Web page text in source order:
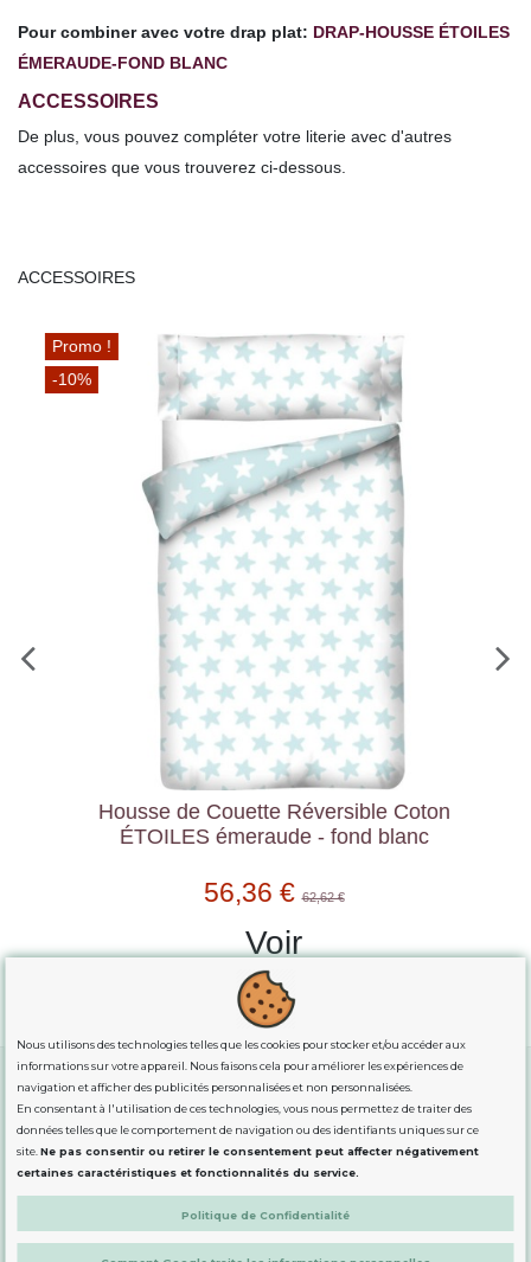
Pour combiner avec votre drap plat: DRAP-HOUSSE ÉTOILES
ÉMERAUDE-FOND BLANC
ACCESSOIRES
De plus, vous pouvez compléter votre literie avec d'autres
accessoires que vous trouverez ci-dessous.
ACCESSOIRES
Promo !
-10%
Housse de Couette Réversible Coton
ÉTOILES émeraude - fond blanc
56,36 €62,62 €
Voir
GUIDE DES TAILLES
INFORMATION
Nous utilisons des technologies telles que les cookies pour stocker et/ou accéder aux
informations sur votre appareil. Nous faisons cela pour améliorer les expériences de
navigation et afficher des publicités personnalisées et non personnalisées.
En consentant à l'utilisation de ces technologies, vous nous permettez de traiter des
données telles que le comportement de navigation ou des identifiants uniques sur ce
site.Ne pas consentir ou retirer le consentement peut affecter négativement
certaines caractéristiques et fonctionnalités du service.
Politique de Confidentialité